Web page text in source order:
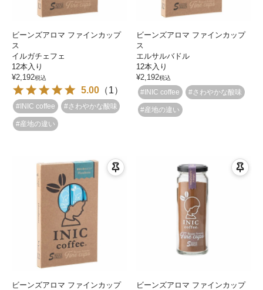
ビーンズアロマ ファインカップ
ス
イルガチェフェ
12本入り
¥2,192税込
5.00 （1）
#INIC coffee #さわやかな酸味
#産地の違い
ビーンズアロマ ファインカップ
ス
エルサルバドル
12本入り
¥2,192税込
#INIC coffee #さわやかな酸味
#産地の違い
ビーンズアロマ ファインカップ
ビーンズアロマ ファインカップ